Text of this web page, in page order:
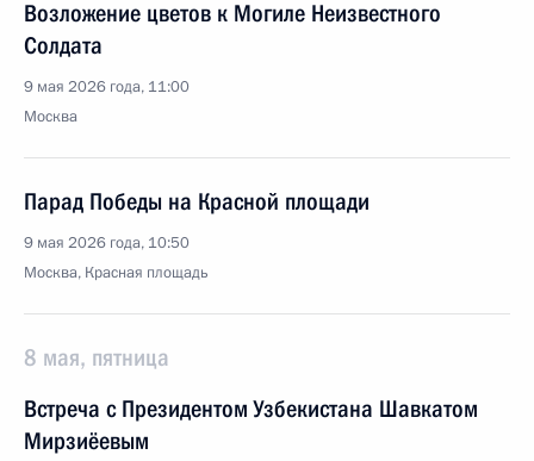
Возложение цветов к Могиле Неизвестного
Солдата
9 мая 2026 года, 11:00
Москва
Парад Победы на Красной площади
9 мая 2026 года, 10:50
Москва, Красная площадь
8 мая, пятница
Встреча с Президентом Узбекистана Шавкатом
Мирзиёевым